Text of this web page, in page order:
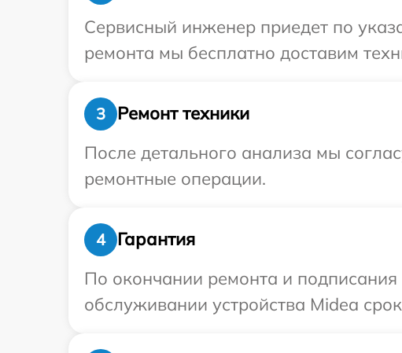
Сервисный инженер приедет по
ремонта мы бесплатно доставим
3
Ремонт техники
После детального анализа мы
ремонтные операции.
4
Гарантия
По окончании ремонта и
обслуживании устройства Midea